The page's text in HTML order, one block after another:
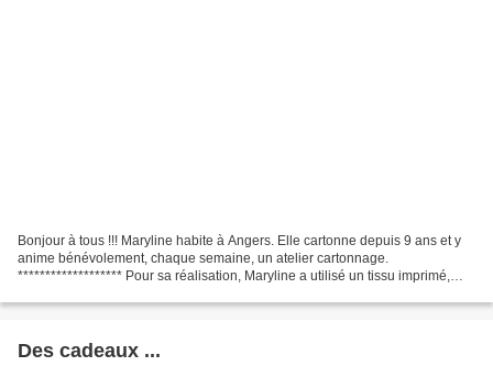
Bonjour à tous !!! Maryline habite à Angers. Elle cartonne depuis 9 ans et y
anime bénévolement, chaque semaine, un atelier cartonnage.
******************* Pour sa réalisation, Maryline a utilisé un tissu imprimé,
Des cadeaux ...